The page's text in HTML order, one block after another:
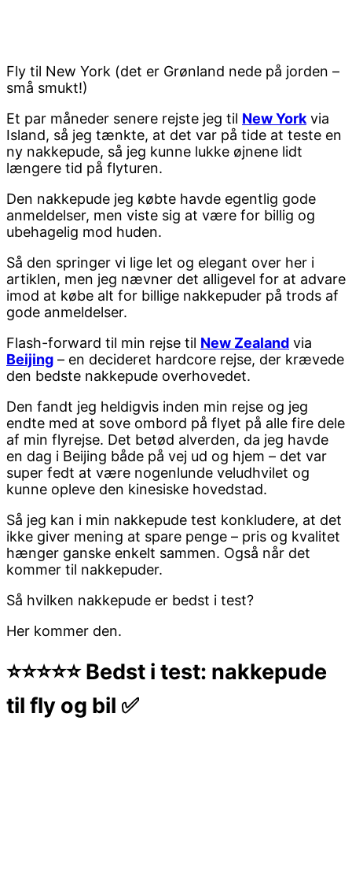
Fly til New York (det er Grønland nede på jorden –
små smukt!)
Et par måneder senere rejste jeg til New York via
Island, så jeg tænkte, at det var på tide at teste en
ny nakkepude, så jeg kunne lukke øjnene lidt
længere tid på flyturen.
Den nakkepude jeg købte havde egentlig gode
anmeldelser, men viste sig at være for billig og
ubehagelig mod huden.
Så den springer vi lige let og elegant over her i
artiklen, men jeg nævner det alligevel for at advare
imod at købe alt for billige nakkepuder på trods af
gode anmeldelser.
Flash-forward til min rejse til New Zealand via
Beijing – en decideret hardcore rejse, der krævede
den bedste nakkepude overhovedet.
Den fandt jeg heldigvis inden min rejse og jeg
endte med at sove ombord på flyet på alle fire dele
af min flyrejse. Det betød alverden, da jeg havde
en dag i Beijing både på vej ud og hjem – det var
super fedt at være nogenlunde veludhvilet og
kunne opleve den kinesiske hovedstad.
Så jeg kan i min nakkepude test konkludere, at det
ikke giver mening at spare penge – pris og kvalitet
hænger ganske enkelt sammen. Også når det
kommer til nakkepuder.
Så hvilken nakkepude er bedst i test?
Her kommer den.
⭐️⭐️⭐️⭐️⭐️ Bedst i test: nakkepude
til fly og bil ✅